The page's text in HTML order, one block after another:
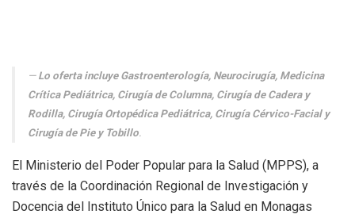
Lo oferta incluye Gastroenterología, Neurocirugía, Medicina
Crítica Pediátrica, Cirugía de Columna, Cirugía de Cadera y
Rodilla, Cirugía Ortopédica Pediátrica, Cirugía Cérvico-Facial y
Cirugía de Pie y Tobillo
El Ministerio del Poder Popular para la Salud (MPPS), a
través de la Coordinación Regional de Investigación y
Docencia del Instituto Único para la Salud en Monagas